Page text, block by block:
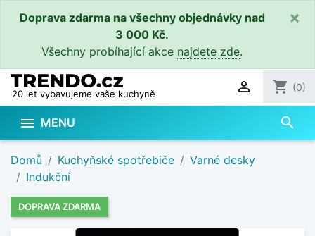
Doprava zdarma na všechny objednávky nad
3 000 Kč.
Všechny probíhající akce najdete zde.
×
20 let vybavujeme vaše kuchyně  shopping_cart (0)
 MENU search
Domů Kuchyňské spotřebiče
Varné desky
Indukční
DOPRAVA ZDARMA